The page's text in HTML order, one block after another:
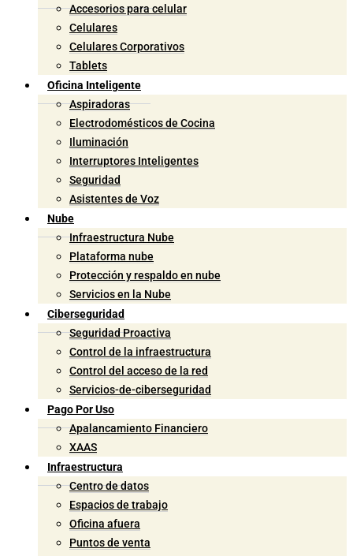
Accesorios para celular
Celulares
Celulares Corporativos
Tablets
Oficina Inteligente
Aspiradoras
Electrodomésticos de Cocina
Iluminación
Interruptores Inteligentes
Seguridad
Asistentes de Voz
Nube
Infraestructura Nube
Plataforma nube
Protección y respaldo en nube
Servicios en la Nube
Ciberseguridad
Seguridad Proactiva
Control de la infraestructura
Control del acceso de la red
Servicios-de-ciberseguridad
Pago Por Uso
Apalancamiento Financiero
XAAS
Infraestructura
Centro de datos
Espacios de trabajo
Oficina afuera
Puntos de venta